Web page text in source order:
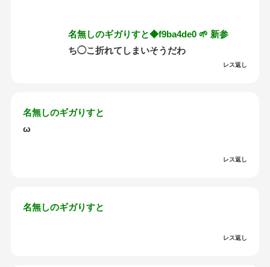
名無しのギガりすと◆f9ba4de0 🌱 新参
ち◯こ折れてしまいそうだわ
レス返し
名無しのギガりすと
ω
レス返し
名無しのギガりすと
レス返し